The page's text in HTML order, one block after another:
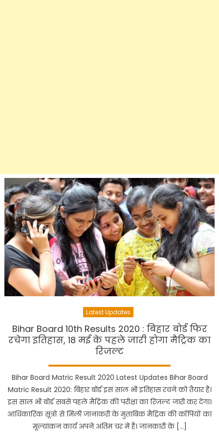
Latest Updates
Bihar Board 10th Results 2020 : बिहार बोर्ड फिर
रचेगा इतिहास, 18 मई के पहले जारी होगा मैट्रिक का
रिजल्ट
Bihar Board Matric Result 2020 Latest Updates Bihar Board
Matric Result 2020: बिहार बोर्ड इस साल भी इतिहास रचने को तैयार है।
इस साल भी बोर्ड सबसे पहले मैट्रिक की परीक्षा का रिजल्ट जारी कर देगा।
आधिकारिक सूत्रों से मिली जानाकरी के मुताबिक मैट्रिक की कॉपियों का
मूल्यांकन कार्य अपने अंतिम चर में है। जानकारी के […]